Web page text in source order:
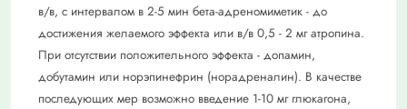
в/в, с интервалом в 2-5 мин бета-адреномиметик - до
достижения желаемого эффекта или в/в 0,5 - 2 мг атропина.
При отсутствии положительного эффекта - допамин,
добутамин или норэпинефрин (норадреналин). В качестве
последующих мер возможно введение 1-10 мг глюкагона,